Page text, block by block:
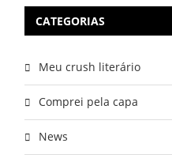
CATEGORIAS
Meu crush literário
Comprei pela capa
News